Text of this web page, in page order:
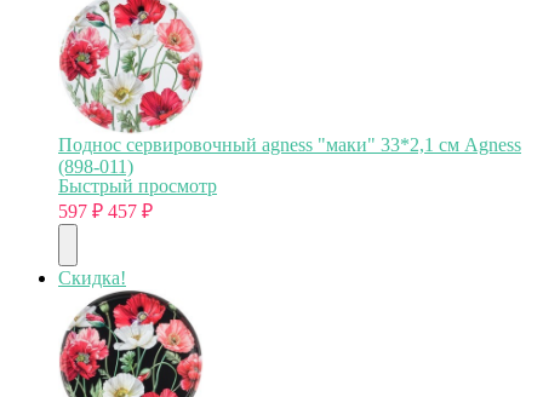
Поднос сервировочный agness "маки" 33*2,1 см Agness
(898-011)
Быстрый просмотр
597 ₽ 457 ₽
Скидка!